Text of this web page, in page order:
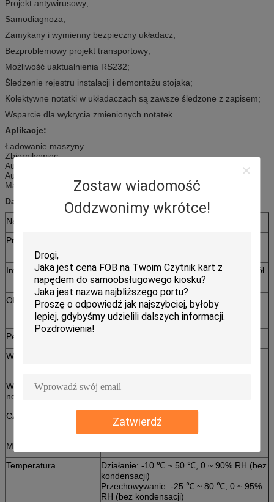
Zostaw wiadomość
Oddzwonimy wkrótce!
Zatwierdź
Projekt antywirusowy;
Samodiagnoza;
Zamykany i wymienny bezpieczny układacz;
Bezproblemowy projekt transportowy;
Możliwość uaktualnienia RS232;
Śledzenie rejestru instalacji i demontażu stojaka;
Kolektywne notatki w układaczach są zawsze śledzone z zapisem;
Wsparcie dla wykrycia zmienionych notatek
Aplikacje:
Ładowanie maszyny
Zbiornikowiec
Automatyczna automat do sprzedaży
Automat do gier
Maszyna do płatności samoobsługowych
Dane techniczne:
Napięcie robocze
Prąd roboczy
Interfejs komunikacyjny Port szeregowy RS-232 / CCNET, protokół
CCNET
Określenie
Pocierać: 5000,1000,500,100,50,10
Hrywna: 500.200.100,50,20,10,5,2,1
Pełny cykl transportu
Wstawianie notatek
Współczynnik walidacji
notatek
98%
Czujniki
Zaawansowane czujniki optyczne,
indukcyjne, dielektryczne, antyfishingowe
MTBF
Temperatura
Działanie: -10 ℃ ~ 50 ℃, 0 ~ 90% RH (bez
kondensacji)
Przechowywanie: -25 ℃ ~ 80 ℃, 0 ~ 95%
RH (bez kondensacji)